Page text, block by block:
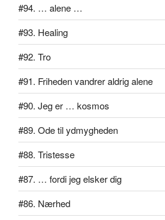
#94. … alene …
#93. Healing
#92. Tro
#91. Friheden vandrer aldrig alene
#90. Jeg er … kosmos
#89. Ode til ydmygheden
#88. Tristesse
#87. … fordi jeg elsker dig
#86. Nærhed